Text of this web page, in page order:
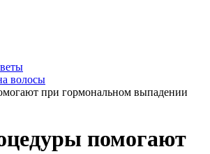
волосы
при гормональном выпадении
помогают